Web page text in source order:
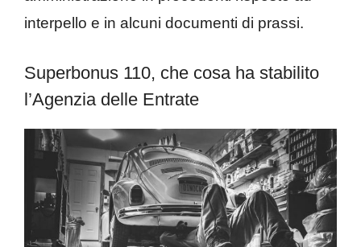
interpello e in alcuni documenti di prassi.
Superbonus 110, che cosa ha stabilito
l’Agenzia delle Entrate